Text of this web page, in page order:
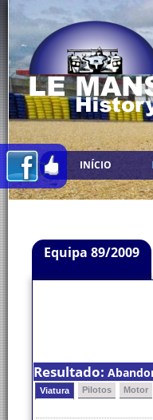
INÍCIO
Equipa 89/2009
Resultado:
Viatura Pilotos Motor